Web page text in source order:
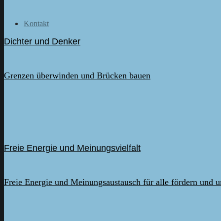
Kontakt
Dichter und Denker
Grenzen überwinden und Brücken bauen
Freie Energie und Meinungsvielfalt
Freie Energie und Meinungsaustausch für alle fördern und